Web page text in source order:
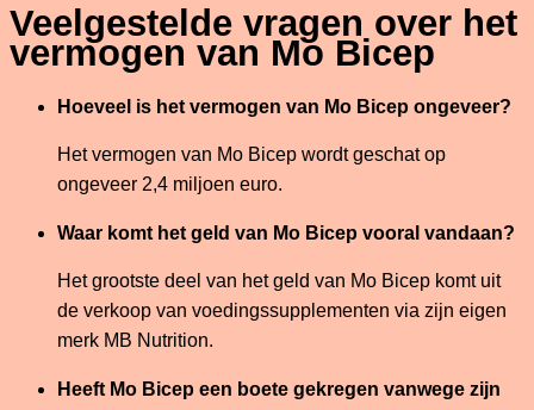
Veelgestelde vragen over het
vermogen van Mo Bicep
Hoeveel is het vermogen van Mo Bicep ongeveer?
Het vermogen van Mo Bicep wordt geschat op
ongeveer 2,4 miljoen euro.
Waar komt het geld van Mo Bicep vooral vandaan?
Het grootste deel van het geld van Mo Bicep komt uit
de verkoop van voedingssupplementen via zijn eigen
merk MB Nutrition.
Heeft Mo Bicep een boete gekregen vanwege zijn